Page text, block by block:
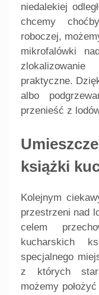
niedalekiej
chcemy
roboczej,
mikrofalówki
praktyczne.
albo
przenieść z
książki
Kolejnym
przestrzeni nad
celem
kucharskich
specjalnego
z których
możemy